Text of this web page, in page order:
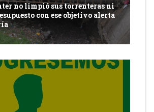
no limpió sus torrenteras ni
con ese objetivo alerta